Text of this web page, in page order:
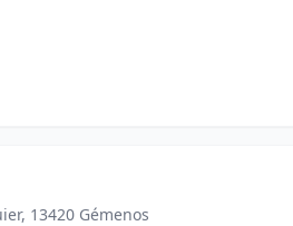
13420 Gémenos